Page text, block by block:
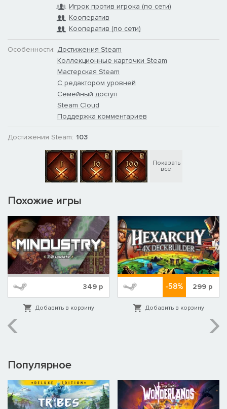
Особенности игры:
Исторические кампании в однопользовательском режиме
на территории Европы XVII–XVIII вв.
Грандиозные сражения до 32 000 юнитов на поле битвы.
20 играбельных наций.
100 научных исследований.
220 разных исторических построек.
Битвы на суше и в море.
Существенное влияние ландшафта на тактику сражений.
Гибкий генератор карт для многопользовательской и
одиночной игры.
Игрок против игрока (по сети)
Кооператив
Кооператив (по сети)
Особенности: Достижения Steam
Коллекционные карточки Steam
Мастерская Steam
С редактором уровней
Семейный доступ
Steam Cloud
Поддержка комментариев
Достижения Steam: 103
Показать
все
Похожие игры
349р
Добавить в корзину
-58% 299 р
Добавить в корзину
Популярное